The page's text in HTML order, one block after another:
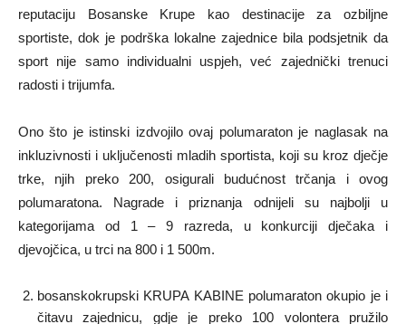
reputaciju Bosanske Krupe kao destinacije za ozbiljne
sportiste, dok je podrška lokalne zajednice bila podsjetnik da
sport nije samo individualni uspjeh, već zajednički trenuci
radosti i trijumfa.
Ono što je istinski izdvojilo ovaj polumaraton je naglasak na
inkluzivnosti i uključenosti mladih sportista, koji su kroz dječje
trke, njih preko 200, osigurali budućnost trčanja i ovog
polumaratona. Nagrade i priznanja odnijeli su najbolji u
kategorijama od 1 – 9 razreda, u konkurciji dječaka i
djevojčica, u trci na 800 i 1 500m.
bosanskokrupski KRUPA KABINE polumaraton okupio je i
čitavu zajednicu, gdje je preko 100 volontera pružilo